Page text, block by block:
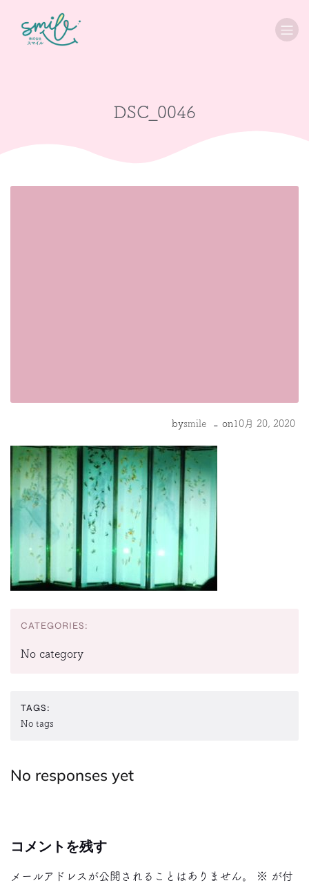
DSC_0046
bysmile - on 10月 20, 2020
CATEGORIES:
No category
TAGS:
No tags
No responses yet
コメントを残す
メールアドレスが公開されることはありません。 ※ が付